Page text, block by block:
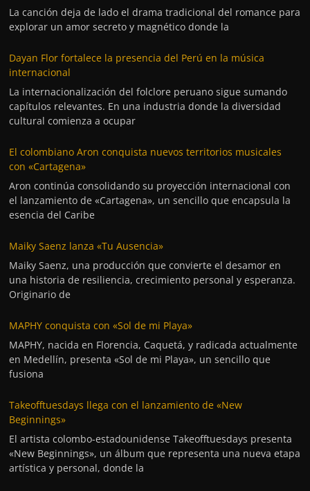
La canción deja de lado el drama tradicional del romance para
explorar un amor secreto y magnético donde la
Dayan Flor fortalece la presencia del Perú en la música
internacional
La internacionalización del folclore peruano sigue sumando
capítulos relevantes. En una industria donde la diversidad
cultural comienza a ocupar
El colombiano Aron conquista nuevos territorios musicales
con «Cartagena»
Aron continúa consolidando su proyección internacional con
el lanzamiento de «Cartagena», un sencillo que encapsula la
esencia del Caribe
Maiky Saenz lanza «Tu Ausencia»
Maiky Saenz, una producción que convierte el desamor en
una historia de resiliencia, crecimiento personal y esperanza.
Originario de
MAPHY conquista con «Sol de mi Playa»
MAPHY, nacida en Florencia, Caquetá, y radicada actualmente
en Medellín, presenta «Sol de mi Playa», un sencillo que
fusiona
Takeofftuesdays llega con el lanzamiento de «New
Beginnings»
El artista colombo-estadounidense Takeofftuesdays presenta
«New Beginnings», un álbum que representa una nueva etapa
artística y personal, donde la